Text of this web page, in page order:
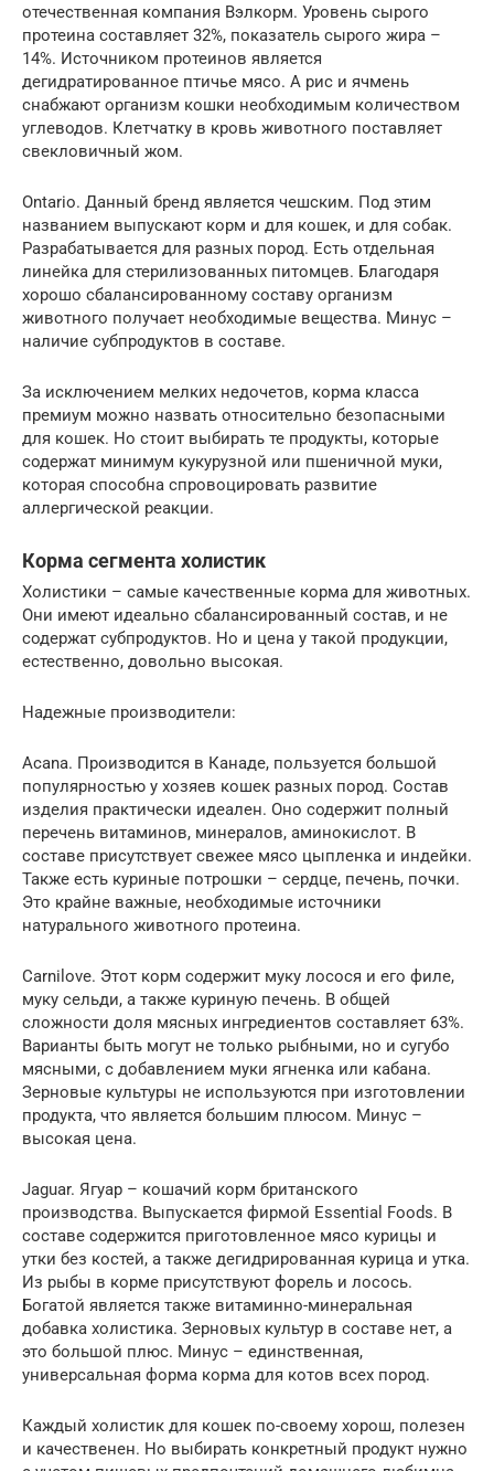
отечественная компания Вэлкорм. Уровень сырого
протеина составляет 32%, показатель сырого жира –
14%. Источником протеинов является
дегидратированное птичье мясо. А рис и ячмень
снабжают организм кошки необходимым количеством
углеводов. Клетчатку в кровь животного поставляет
свекловичный жом.
Ontario. Данный бренд является чешским. Под этим
названием выпускают корм и для кошек, и для собак.
Разрабатывается для разных пород. Есть отдельная
линейка для стерилизованных питомцев. Благодаря
хорошо сбалансированному составу организм
животного получает необходимые вещества. Минус –
наличие субпродуктов в составе.
За исключением мелких недочетов, корма класса
премиум можно назвать относительно безопасными
для кошек. Но стоит выбирать те продукты, которые
содержат минимум кукурузной или пшеничной муки,
которая способна спровоцировать развитие
аллергической реакции.
Корма сегмента холистик
Холистики – самые качественные корма для животных.
Они имеют идеально сбалансированный состав, и не
содержат субпродуктов. Но и цена у такой продукции,
естественно, довольно высокая.
Надежные производители:
Acana. Производится в Канаде, пользуется большой
популярностью у хозяев кошек разных пород. Состав
изделия практически идеален. Оно содержит полный
перечень витаминов, минералов, аминокислот. В
составе присутствует свежее мясо цыпленка и индейки.
Также есть куриные потрошки – сердце, печень, почки.
Это крайне важные, необходимые источники
натурального животного протеина.
Carnilove. Этот корм содержит муку лосося и его филе,
муку сельди, а также куриную печень. В общей
сложности доля мясных ингредиентов составляет 63%.
Варианты быть могут не только рыбными, но и сугубо
мясными, с добавлением муки ягненка или кабана.
Зерновые культуры не используются при изготовлении
продукта, что является большим плюсом. Минус –
высокая цена.
Jaguar. Ягуар – кошачий корм британского
производства. Выпускается фирмой Essential Foods. В
составе содержится приготовленное мясо курицы и
утки без костей, а также дегидрированная курица и утка.
Из рыбы в корме присутствуют форель и лосось.
Богатой является также витаминно-минеральная
добавка холистика. Зерновых культур в составе нет, а
это большой плюс. Минус – единственная,
универсальная форма корма для котов всех пород.
Каждый холистик для кошек по-своему хорош, полезен
и качественен. Но выбирать конкретный продукт нужно